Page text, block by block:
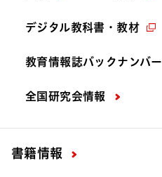
デジタル教科書・教材
教育情報誌バックナンバー
全国研究会情報
書籍情報